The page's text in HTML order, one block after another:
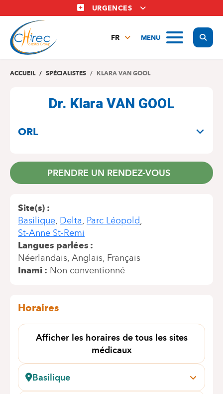
au
contenu
principal
URGENCES
MENU
FR
EN
ACCUEIL SPÉCIALISTES KLARA VAN GOOL
Dr. Klara VAN GOOL
ORL
PRENDRE UN RENDEZ-VOUS
Site(s)
Basilique Delta Parc Léopold
St-Anne St-Remi
Langues parlées
Néerlandais Anglais Français
Inami
Non conventionné
Horaires
Afficher les horaires de tous les sites
médicaux
Basilique
Rue Pangaert, 37-47